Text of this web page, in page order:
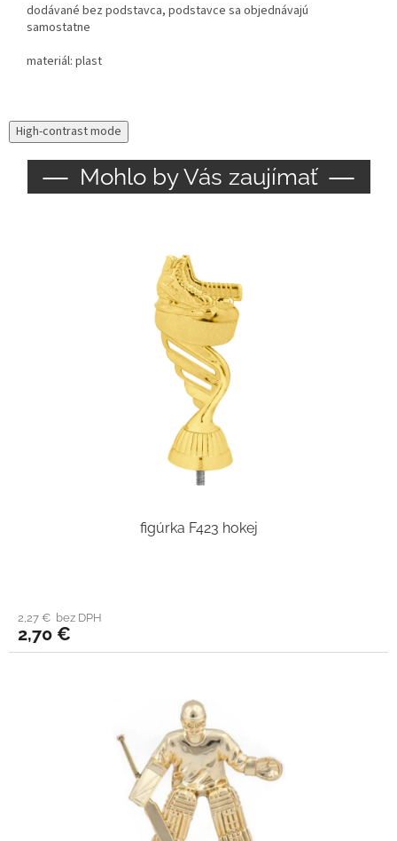
dodávané bez podstavca, podstavce sa objednávajú
samostatne
materiál: plast
High-contrast mode
Mohlo by Vás zaujímať
figúrka F423 hokej
2,27 € bez DPH
2,70 €